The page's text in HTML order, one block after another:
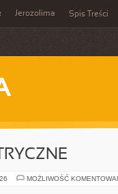
Jerozolima Spis Treści
MOŻLIWOŚĆ